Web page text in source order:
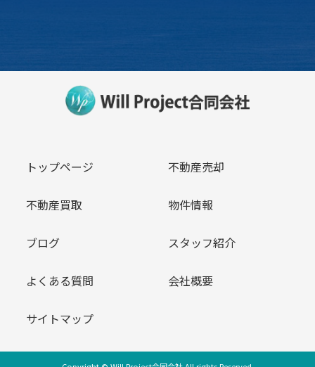
トップページ 不動産売却
不動産買取 物件情報
ブログ スタッフ紹介
よくある質問 会社概要
サイトマップ